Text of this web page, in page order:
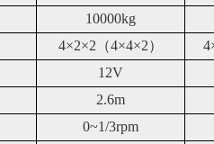
10000kg
4×2×2（4×4×2） 4
12V
2.6m
0~1/3rpm